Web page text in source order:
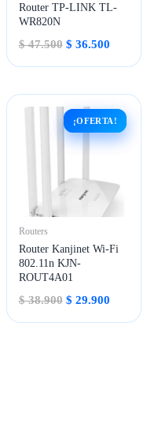
Router TP-LINK TL-
WR820N
$47.500 El
original
$ 36.500El
precio
actual
$ 36.500.
¡OFERTA!
¡OFERTA!
Routers
Router Kanjinet Wi-Fi
802.11n KJN-
ROUT4A01
$38.900 El
original
$ 29.900El
precio
actual